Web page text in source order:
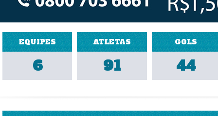
EQUIPES
6
ATLETAS
91
GOLS
44